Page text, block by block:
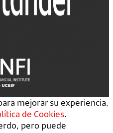
mejorar su experiencia.
de Cookies.
pero puede